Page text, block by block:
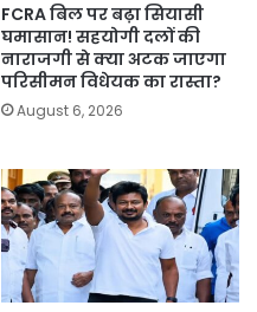
FCRA बिल पर बढ़ा सियासी
घमासान! सहयोगी दलों की
नाराजगी से क्या अटक जाएगा
परिसीमन विधेयक का रास्ता?
August 6, 2026